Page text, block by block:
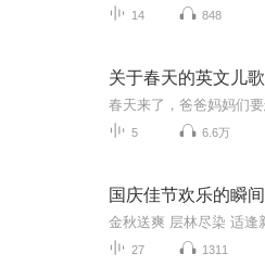
14 848
关于春天的英文儿歌
5 6.6万
国庆佳节欢乐的瞬间
27 1311